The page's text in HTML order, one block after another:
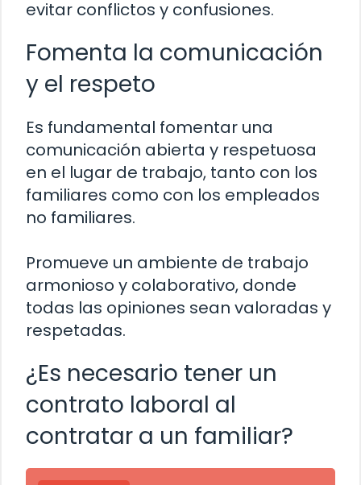
evitar conflictos y confusiones.
Fomenta la comunicación
y el respeto
Es fundamental fomentar una
comunicación abierta y respetuosa
en el lugar de trabajo, tanto con los
familiares como con los empleados
no familiares.
Promueve un ambiente de trabajo
armonioso y colaborativo, donde
todas las opiniones sean valoradas y
respetadas.
¿Es necesario tener un
contrato laboral al
contratar a un familiar?